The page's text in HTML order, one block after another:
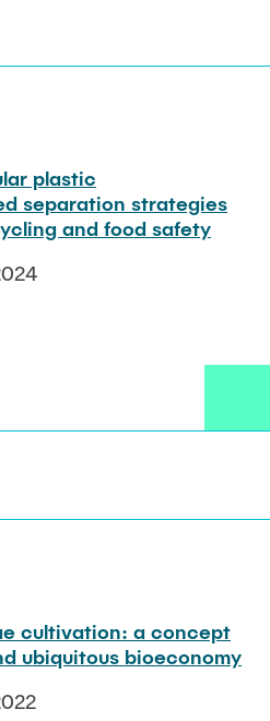
plastic
separation strategies
and food safety
cultivation: a concept
ubiquitous bioeconomy